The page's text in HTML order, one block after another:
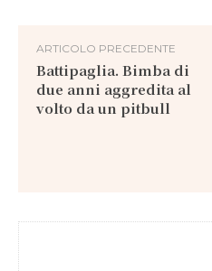
ARTICOLO PRECEDENTE
Battipaglia. Bimba di
due anni aggredita al
volto da un pitbull